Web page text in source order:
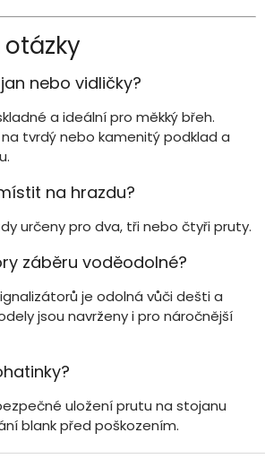
nebo vidličky?
a ideální pro měkký břeh.
tvrdý nebo kamenitý podklad a
na hrazdu?
určeny pro dva, tři nebo čtyři pruty.
záběru voděodolné?
je odolná vůči dešti a
jsou navrženy i pro náročnější
uložení prutu na stojanu
blank před poškozením.